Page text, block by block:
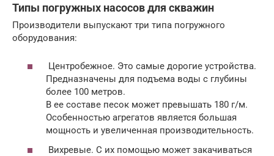
Типы погружных насосов для скважин
Производители выпускают три типа погружного
оборудования:
Центробежное. Это самые дорогие устройства.
Предназначены для подъема воды с глубины
более 100 метров.
В ее составе песок может превышать 180 г/м.
Особенностью агрегатов является большая
мощность и увеличенная производительность.
Вихревые. С их помощью может закачиваться